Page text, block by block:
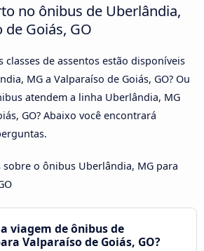
no ônibus de Uberlândia,
de Goiás, GO
classes de assentos estão disponíveis
MG a Valparaíso de Goiás, GO? Ou
atendem a linha Uberlândia, MG
GO? Abaixo você encontrará
o ônibus Uberlândia, MG para
viagem de ônibus de
Valparaíso de Goiás, GO?